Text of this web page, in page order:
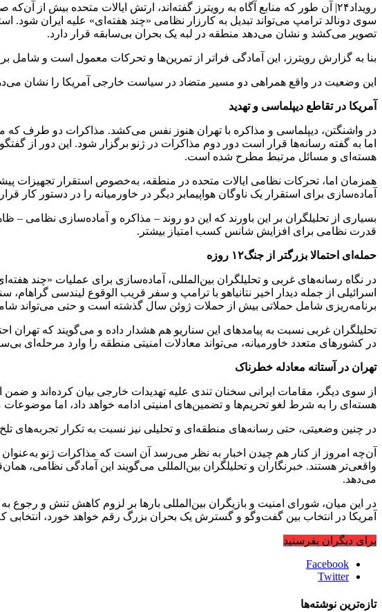
رویداد۲۴| آن طور که منابع آگاه به رویترز گفته‌اند، ارتش ایالات متحده
سوی دونالد ترامپ می‌تواند تبدیل به کارزار نظامی «چند هفته‌ای» علیه ایران شود.
تصویر می‌کشد و نشان می‌دهد منطقه در لبه یک بحران بی‌سابقه قرار دارد.
بنا به گزارش رویترز، این آمادگی فراتر از تمرین‌ها و تحرکات معمول است و
این وضعیت در واقع همراهی دو مسیر متضاد در سیاست خارجی آمریکا را نشان
آمریکا در تقاطع دیپلماسی و تهدید
در واشنگتن، دیپلماسی و مذاکره با تهران هنوز نفس می‌کشد. مذاکرات دو طرف که
اما به گفته رسانه‌ها قرار است دور دوم مذاکرات در ژنو برگزار شود. این دور از
هسته‌ای و مسائل مرتبط مطرح شده است.
همزمان اما، تحرکات نظامی ایالات متحده در منطقه، به‌خصوص استقرار تجهیزات
آماده‌سازی برای استقرار یک ناوگان هواپیمابر دیگر در خاورمیانه را در دستور کار
بسیاری از تحلیلگران بر این باورند که این دو روند – مذاکره و آماده‌سازی نظامی –
قدرت نظامی برای افزایش شانس کسب امتیاز بیشتر.
حمله‌ای احتمالا بزرگتر از جنگ۱۲ روزه
در نگاه رسانه‌های غربی و تحلیلگران بین‌المللی، آماده‌سازی برای عملیات «چند
اسرائیلی از جمله دیدار اخیر نتانیاهو با ترامپ و سفر قریب الوقوع لیندسی
برنامه‌ریزی شامل حملاتی بیش از حملات ژوئن سال گذشته است و حتی می‌تواند
تحلیلگران غربی نسبت به پیامد‌های این سناریو هم هشدار داده و می‌گویند که
در کشور‌های متعدد خاورمیانه، می‌تواند معادلات امنیتی منطقه را وارد مرحله‌ای
تهران در آستانه معادله خطرناک
از سوی دیگر، مقامات ایرانی سخنان تندی علیه تهدیدات خارجی بیان کرده‌اند و ضمن
هسته‌ای را به شرط لغو تحریم‌ها و تضمین‌های امنیتی ادامه خواهد داد، اما
در چنین وضعیتی، حتی رسانه‌های منطقه‌ای و تحلیلی نیز نسبت به تکرار تجربه‌های
آن‌چه امروز از کنار هم چیدن اخبار به نظر می‌رسد آن است که مذاکرات ژنو
واقعی‌تر هستند. خبرنگاران و تحلیلگران بین‌المللی می‌گویند این آمادگی نظامی،
می‌دهد.
در این میان، شورای امنیت و بازیگران بین‌المللی بار‌ها بر لزوم کاهش تنش و رجوع
آمریکا در انتخاب بین گفت‌و‌گو و گسترش یک بحران بزرگ رقم خواهد خورد،
برای دیگران بفرستید
Facebook
Twitter
تازه‌ترین نوشته‌ها